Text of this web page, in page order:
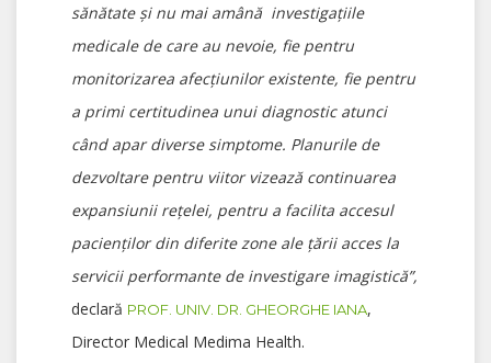
sănătate și nu mai amână investigațiile
medicale de care au nevoie, fie pentru
monitorizarea afecțiunilor existente, fie pentru
a primi certitudinea unui diagnostic atunci
când apar diverse simptome. Planurile de
dezvoltare pentru viitor vizează continuarea
expansiunii rețelei, pentru a facilita accesul
pacienților din diferite zone ale țării acces la
servicii performante de investigare imagistică”,
declară PROF. UNIV. DR. GHEORGHE IANA,
Director Medical Medima Health.